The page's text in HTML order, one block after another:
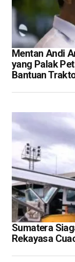
Mentan Andi
yang Palak
Bantuan
Sumatera
Rekayasa